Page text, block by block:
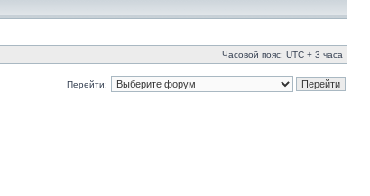
Часовой пояс: UTC + 3 часа
Перейти: